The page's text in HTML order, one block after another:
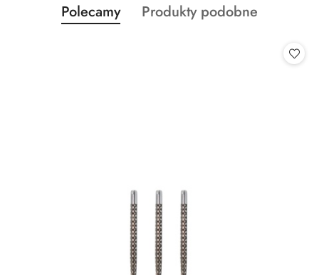
Pomiń karuzelę produktów
Produkty
o
Polecamy
Produkty
Produkty podobne